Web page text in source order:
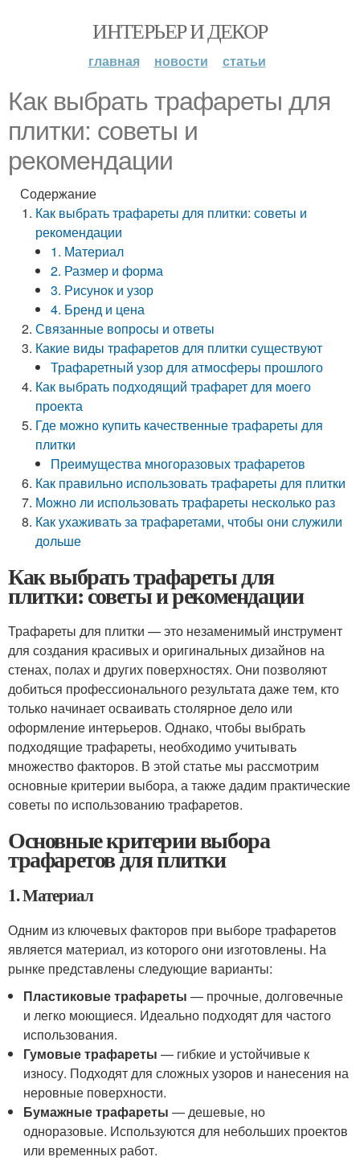
ИНТЕРЬЕР И ДЕКОР
главная новости статьи
Как выбрать трафареты для
плитки: советы и
рекомендации
Содержание
Как выбрать трафареты для плитки: советы и
рекомендации
1. Материал
2. Размер и форма
3. Рисунок и узор
4. Бренд и цена
Связанные вопросы и ответы
Какие виды трафаретов для плитки существуют
Трафаретный узор для атмосферы прошлого
Как выбрать подходящий трафарет для моего
проекта
Где можно купить качественные трафареты для
плитки
Преимущества многоразовых трафаретов
Как правильно использовать трафареты для плитки
Можно ли использовать трафареты несколько раз
Как ухаживать за трафаретами, чтобы они служили
дольше
Как выбрать трафареты для
плитки: советы и рекомендации
Трафареты для плитки — это незаменимый инструмент
для создания красивых и оригинальных дизайнов на
стенах, полах и других поверхностях. Они позволяют
добиться профессионального результата даже тем, кто
только начинает осваивать столярное дело или
оформление интерьеров. Однако, чтобы выбрать
подходящие трафареты, необходимо учитывать
множество факторов. В этой статье мы рассмотрим
основные критерии выбора, а также дадим практические
советы по использованию трафаретов.
Основные критерии выбора
трафаретов для плитки
1. Материал
Одним из ключевых факторов при выборе трафаретов
является материал, из которого они изготовлены. На
рынке представлены следующие варианты:
Пластиковые трафареты — прочные, долговечные
и легко моющиеся. Идеально подходят для частого
использования.
Гумовые трафареты — гибкие и устойчивые к
износу. Подходят для сложных узоров и нанесения на
неровные поверхности.
Бумажные трафареты — дешевые, но
одноразовые. Используются для небольших проектов
или временных работ.